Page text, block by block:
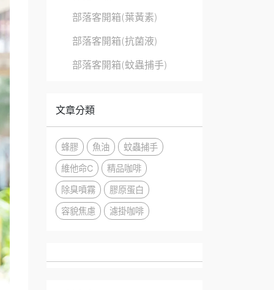
部落客開箱(葉黃素)
部落客開箱(抗菌液)
部落客開箱(蚊蟲捕手)
文章分類
蜂膠 魚油 蚊蟲捕手
維他命C 精品咖啡
除臭噴霧 膠原蛋白
容貌焦慮 濾掛咖啡